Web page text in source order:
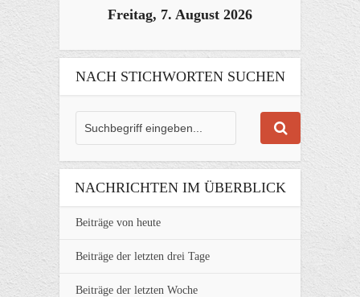
Freitag, 7. August 2026
NACH STICHWORTEN SUCHEN
NACHRICHTEN IM ÜBERBLICK
Beiträge von heute
Beiträge der letzten drei Tage
Beiträge der letzten Woche